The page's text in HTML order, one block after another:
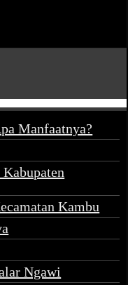
Manfaatnya?
Kambu
Ngawi